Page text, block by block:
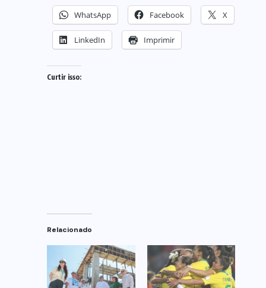
WhatsApp Facebook X
LinkedIn Imprimir
Curtir isso:
Relacionado